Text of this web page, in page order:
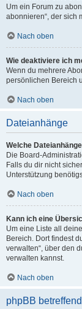
Um ein Forum zu
abonnieren“, der sich
Nach oben
Wie deaktiviere ich
Wenn du mehrere
persönlichen Bereich
Nach oben
Dateianhänge
Welche
Die Board-
Falls du dir nicht
Unterstützung
Nach oben
Kann ich eine
Um eine Liste all
Bereich. Dort findest
verwalten“, über den
verwalten kannst.
Nach oben
phpBB